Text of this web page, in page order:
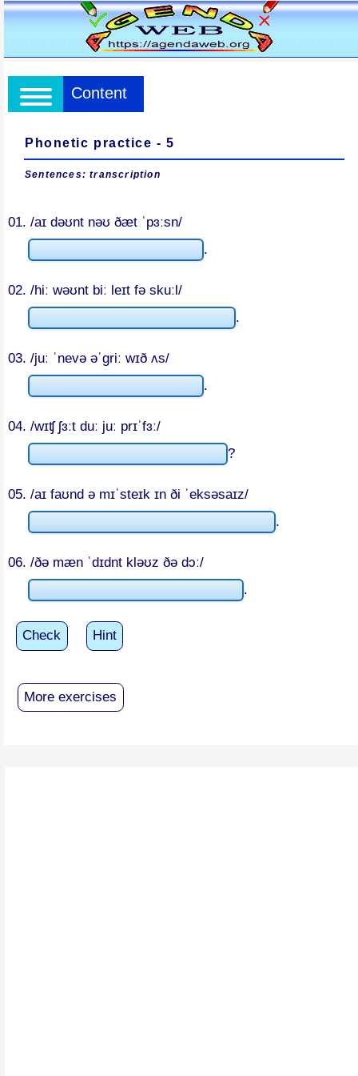
Content
Phonetic practice - 5
Sentences: transcription
01. /aɪ dəʊnt nəʊ ðæt ˈpɜːsn/
.
02. /hiː wəʊnt biː leɪt fə skuːl/
.
03. /juː ˈnevə əˈɡriː wɪð ʌs/
.
04. /wɪʧ ʃɜːt duː juː prɪˈfɜː/
?
05. /aɪ faʊnd ə mɪˈsteɪk ɪn ði ˈeksəsaɪz/
.
06. /ðə mæn ˈdɪdnt kləʊz ðə dɔː/
.
Check Hint
More exercises